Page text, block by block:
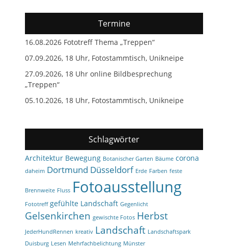
Termine
16.08.2026 Fototreff Thema „Treppen“
07.09.2026, 18 Uhr, Fotostammtisch, Unikneipe
27.09.2026, 18 Uhr online Bildbesprechung
„Treppen“
05.10.2026, 18 Uhr, Fotostammtisch, Unikneipe
Schlagwörter
Architektur Bewegung Botanischer Garten Bäume corona
daheim Dortmund Düsseldorf Erde Farben feste
Brennweite Fluss Fotoausstellung
Fototreff gefühlte Landschaft Gegenlicht
Gelsenkirchen gewischte Fotos Herbst
JederHundRennen kreativ Landschaft Landschaftspark
Duisburg Lesen Mehrfachbelichtung Münster